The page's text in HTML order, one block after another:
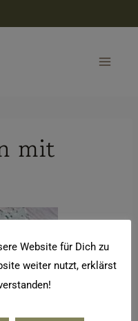
mit
Website für Dich zu
weiter nutzt, erklärst